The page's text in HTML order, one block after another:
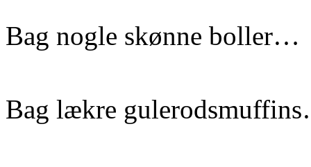
Bag nogle skønne boller…
Bag lækre